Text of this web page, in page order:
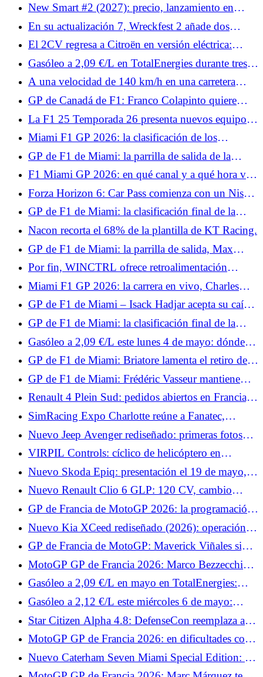
New Smart #2 (2027): precio, lanzamiento en
Francia y bonificaciones, lo que nos depara el
descendiente del Fortwo
En su actualización 7, Wreckfest 2 añade dos
coches y medio.
El 2CV regresa a Citroën en versión eléctrica:
primer vistazo en el Salón del Automóvil de París
2026
Gasóleo a 2,09 €/L en TotalEnergies durante tres
días: ¿cuándo y dónde beneficiarse de él?
A una velocidad de 140 km/h en una carretera
limitada a 80, el automovilista explica a la policía
que llega tarde al trabajo
GP de Canadá de F1: Franco Colapinto quiere
confirmar su buen resultado en Miami con Alpine
La F1 25 Temporada 26 presenta nuevos equipos,
F1, reglas, nuevos pilotos y circuitos.
Miami F1 GP 2026: la clasificación de los
entrenamientos libres 1, Charles Leclerc anuncia el
color, Pierre Gasly ya en juego
GP de F1 de Miami: la parrilla de salida de la
carrera al sprint, Lando Norris abofetea a la
competencia, Esteban Ocon fracasa
F1 Miami GP 2026: en qué canal y a qué hora ver
la carrera sprint
Forza Horizon 6: Car Pass comienza con un Nissan
Skyline GT-R.
GP de F1 de Miami: la clasificación final de la
carrera al sprint, Kimi Antonelli penalizado, Pierre
Gasly en los puntos
Nacon recorta el 68% de la plantilla de KT Racing.
GP de F1 de Miami: la parrilla de salida, Max
Verstappen crea una sorpresa, Isack Hadjar en
apuros
Por fin, WINCTRL ofrece retroalimentación
háptica.
Miami F1 GP 2026: la carrera en vivo, Charles
Leclerc estropea su podio, Antonelli como jefe
GP de F1 de Miami – Isack Hadjar acepta su caída:
“No era muy inteligente”
GP de F1 de Miami: la clasificación final de la
carrera, y tres para Antonelli, grandes puntos para
Alpine
Gasóleo a 2,09 €/L este lunes 4 de mayo: dónde
repostar gasóleo por debajo de la media de 2,19
€/L en Francia
GP de F1 de Miami: Briatore lamenta el retiro de
Gasly y felicita a Colapinto
GP de F1 de Miami: Frédéric Vasseur mantiene
aspectos positivos a pesar de una carrera fallida
para Ferrari
Renault 4 Plein Sud: pedidos abiertos en Francia,
desde 37.290 €
SimRacing Expo Charlotte reúne a Fanatec,
Asetek, Conspit, VPG, Thrustmaster y Pimax.
Nuevo Jeep Avenger rediseñado: primeras fotos
oficiales y look “baby-Compass” para el SUV
urbano
VIRPIL Controls: cíclico de helicóptero en
aproximación y una base Force Feedback que
destaca
Nuevo Skoda Epiq: presentación el 19 de mayo, lo
que muestran los bocetos oficiales
Nuevo Renault Clio 6 GLP: 120 CV, cambio
automático y hasta 1.400 km de autonomía
GP de Francia de MotoGP 2026: la programación
de TV y los horarios del fin de semana
Nuevo Kia XCeed rediseñado (2026): operación
de modernización del compacto elevado
GP de Francia de MotoGP: Maverick Viñales sigue
fuera, Jonas Folger regresa a Tech3
MotoGP GP de Francia 2026: Marco Bezzecchi
quiere confirmar su dominio en Le Mans
Gasóleo a 2,09 €/L en mayo en TotalEnergies:
todas las fechas de operación en 3.300 estaciones
Gasóleo a 2,12 €/L este miércoles 6 de mayo:
¿dónde se puede pagar menos que la media de
2,23 €/L en Francia?
Star Citizen Alpha 4.8: DefenseCon reemplaza a
Invictus y la guerra cambia de escenario
MotoGP GP de Francia 2026: en dificultades con
Yamaha, Fabio Quartararo prepara algo especial
para los aficionados
Nuevo Caterham Seven Miami Special Edition: 12
ejemplares para este homenaje al GP de Miami